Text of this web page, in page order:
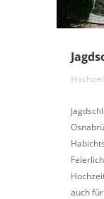
auch